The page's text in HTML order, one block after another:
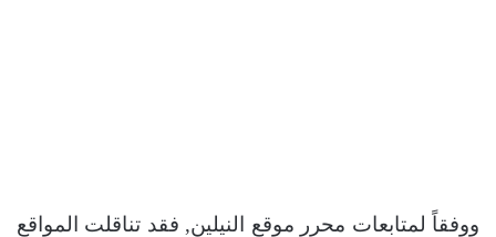
ووفقاً لمتابعات محرر موقع النيلين, فقد تناقلت المواقع